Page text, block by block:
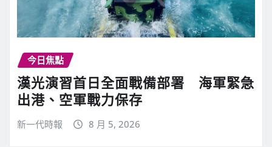
今日焦點
漢光演習首日全面戰備部署 海軍緊急
出港、空軍戰力保存
新一代時報 8 月 5, 2026